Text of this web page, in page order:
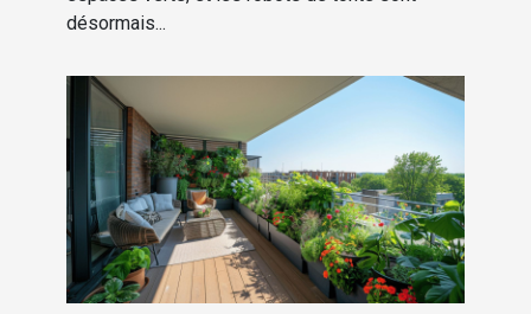
désormais...